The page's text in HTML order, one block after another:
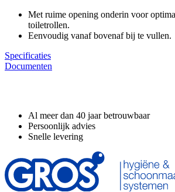
Met ruime opening onderin voor
toiletrollen.
Eenvoudig vanaf bovenaf bij te vullen.
Specificaties
Documenten
Al meer dan 40 jaar betrouwbaar
Persoonlijk advies
Snelle levering